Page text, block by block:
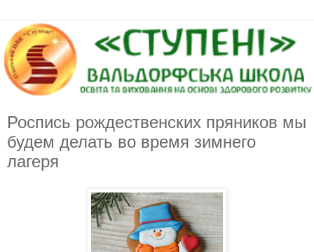
Роспись рождественских пряников мы
будем делать во время зимнего
лагеря